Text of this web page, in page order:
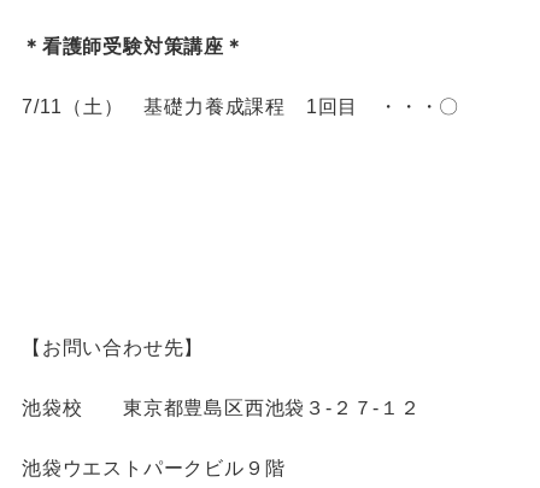
＊看護師受験対策講座＊
7/11（土） 基礎力養成課程 1回目 ・・・〇
【お問い合わせ先】
池袋校 東京都豊島区西池袋３-２７-１２
池袋ウエストパークビル９階